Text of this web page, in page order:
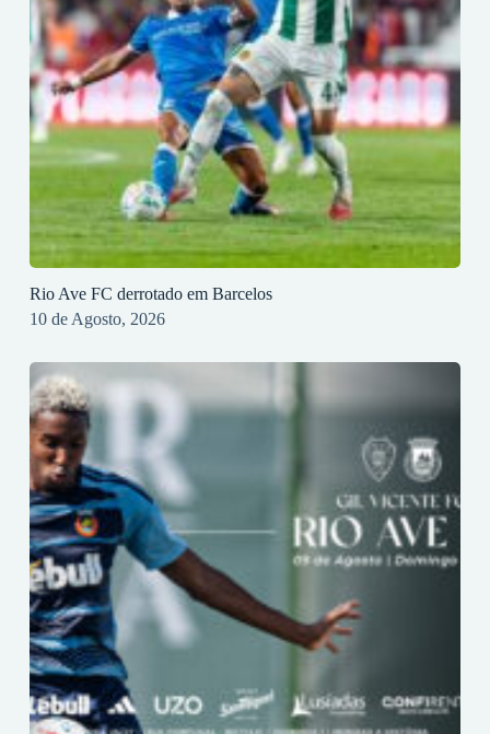
Rio Ave FC derrotado em Barcelos
10 de Agosto, 2026